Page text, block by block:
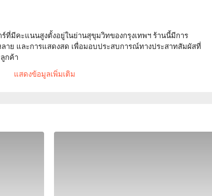
ร์ที่มีคะแนนสูงตั้งอยู่ในย่านสุขุมวิทของกรุงเทพฯ ร้านนี้มีการ
าย และการแสดงสด เพื่อมอบประสบการณ์ทางประสาทสัมผัสที่
กค้า
เต็มไปด้วยบรรยากาศที่มีคุณภาพ ที่นี่มีวงดนตรีสดหรือดีเจแสดง
สานรสชาติจากหลายประเทศ ตั้งแต่อาหารเรียกน้ำย่อยไปจนถึง
ค็อกเทลสูตรพิเศษให้เลือกมากมาย ไม่ว่าคุณจะต้องการรับ
แสดงข้อมูลเพิ่มเติม